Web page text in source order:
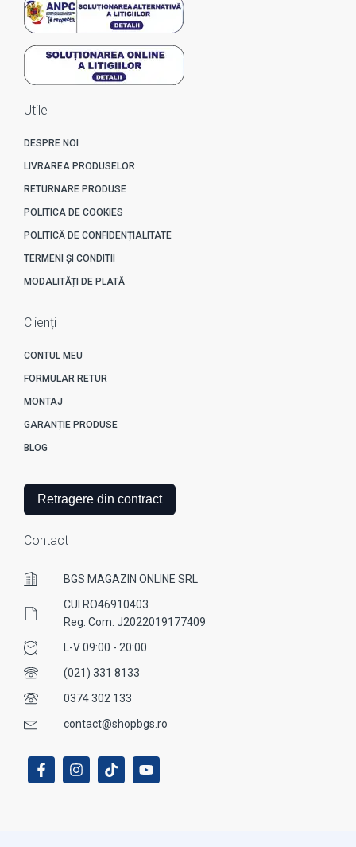
Utile
DESPRE NOI
LIVRAREA PRODUSELOR
RETURNARE PRODUSE
POLITICA DE COOKIES
POLITICĂ DE CONFIDENȚIALITATE
TERMENI ȘI CONDITII
MODALITĂȚI DE PLATĂ
Clienți
CONTUL MEU
FORMULAR RETUR
MONTAJ
GARANȚIE PRODUSE
BLOG
Retragere din contract
Contact
BGS MAGAZIN ONLINE SRL
CUI RO46910403
Reg. Com. J2022019177409
L-V 09:00 - 20:00
(021) 331 8133
0374 302 133
contact@shopbgs.ro